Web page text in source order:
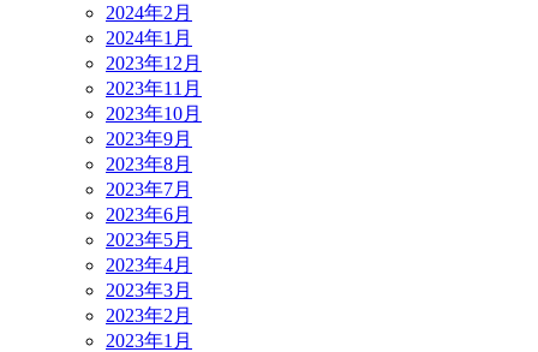
2024年2月
2024年1月
2023年12月
2023年11月
2023年10月
2023年9月
2023年8月
2023年7月
2023年6月
2023年5月
2023年4月
2023年3月
2023年2月
2023年1月